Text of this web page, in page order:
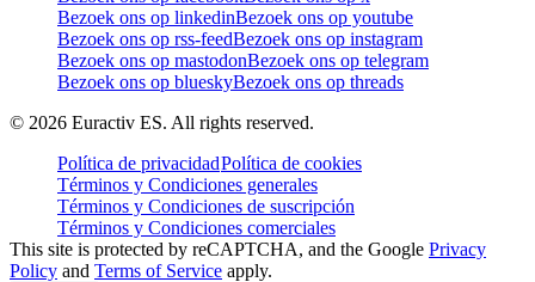
Bezoek ons op linkedinBezoek ons op youtube
Bezoek ons op rss-feedBezoek ons op instagram
Bezoek ons op mastodonBezoek ons op telegram
Bezoek ons op blueskyBezoek ons op threads
© 2026 Euractiv ES. All rights reserved.
Política de privacidadPolítica de cookies
Términos y Condiciones generales
Términos y Condiciones de suscripción
Términos y Condiciones comerciales
This site is protected by reCAPTCHA, and the Google Privacy
Policy and Terms of Service apply.